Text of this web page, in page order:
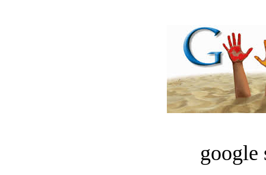
google